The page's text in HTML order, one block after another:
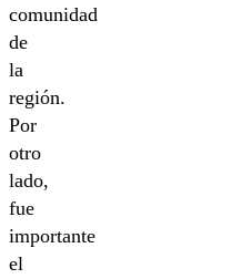
comunidad
de
la
región.
Por
otro
lado,
fue
importante
el